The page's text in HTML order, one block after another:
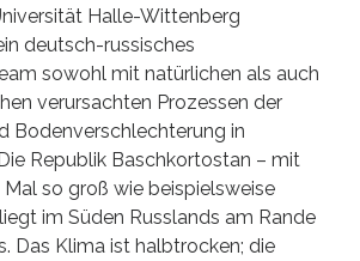
Halle-Wittenberg
deutsch-russisches
sowohl mit natürlichen als auch
verursachten Prozessen der
Bodenverschlechterung in
Republik Baschkortostan – mit
so groß wie beispielsweise
im Süden Russlands am Rande
Das Klima ist halbtrocken; die